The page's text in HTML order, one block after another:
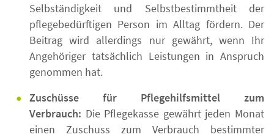
Selbständigkeit und Selbstbestimmtheit der
pflegebedürftigen Person im Alltag fördern. Der
Beitrag wird allerdings nur gewährt, wenn Ihr
Angehöriger tatsächlich Leistungen in Anspruch
genommen hat.
Zuschüsse für Pflegehilfsmittel zum
Verbrauch: Die Pflegekasse gewährt jeden Monat
einen Zuschuss zum Verbrauch bestimmter